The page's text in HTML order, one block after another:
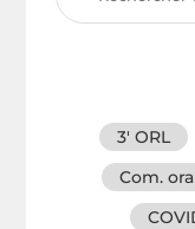
3′ ORL
Com.